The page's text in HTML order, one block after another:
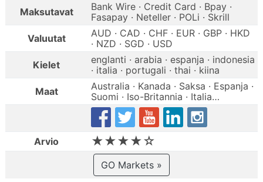
Maksutavat
Bank Wire · Credit Card · Bpay ·
Fasapay · Neteller · POLi · Skrill
Valuutat
AUD · CAD · CHF · EUR · GBP · HKD
· NZD · SGD · USD
Kielet
englanti · arabia · espanja · indonesia
· italia · portugali · thai · kiina
Maat
Australia · Kanada · Saksa · Espanja ·
Suomi · Iso-Britannia · Italia…
Arvio ★★★★☆
GO Markets »